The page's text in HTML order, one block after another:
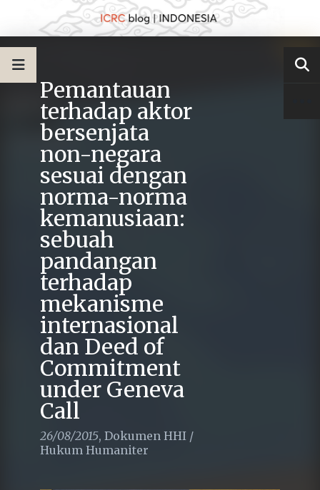
Pemantauan
terhadap aktor
bersenjata
non-negara
sesuai dengan
norma-norma
kemanusiaan:
sebuah
pandangan
terhadap
mekanisme
internasional
dan Deed of
Commitment
under Geneva
Call
26/08/2015, Dokumen HHI /
Hukum Humaniter